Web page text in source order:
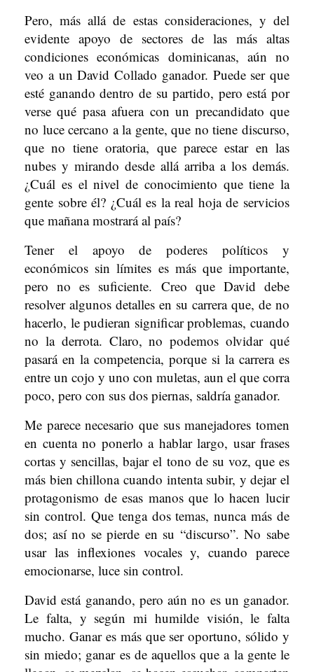
Pero, más allá de estas consideraciones, y del
evidente apoyo de sectores de las más altas
condiciones económicas dominicanas, aún no
veo a un David Collado ganador. Puede ser que
esté ganando dentro de su partido, pero está por
verse qué pasa afuera con un precandidato que
no luce cercano a la gente, que no tiene discurso,
que no tiene oratoria, que parece estar en las
nubes y mirando desde allá arriba a los demás.
¿Cuál es el nivel de conocimiento que tiene la
gente sobre él? ¿Cuál es la real hoja de servicios
que mañana mostrará al país?
Tener el apoyo de poderes políticos y
económicos sin límites es más que importante,
pero no es suficiente. Creo que David debe
resolver algunos detalles en su carrera que, de no
hacerlo, le pudieran significar problemas, cuando
no la derrota. Claro, no podemos olvidar qué
pasará en la competencia, porque si la carrera es
entre un cojo y uno con muletas, aun el que corra
poco, pero con sus dos piernas, saldría ganador.
Me parece necesario que sus manejadores tomen
en cuenta no ponerlo a hablar largo, usar frases
cortas y sencillas, bajar el tono de su voz, que es
más bien chillona cuando intenta subir, y dejar el
protagonismo de esas manos que lo hacen lucir
sin control. Que tenga dos temas, nunca más de
dos; así no se pierde en su “discurso”. No sabe
usar las inflexiones vocales y, cuando parece
emocionarse, luce sin control.
David está ganando, pero aún no es un ganador.
Le falta, y según mi humilde visión, le falta
mucho. Ganar es más que ser oportuno, sólido y
sin miedo; ganar es de aquellos que a la gente le